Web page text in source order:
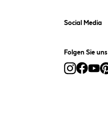
Social Media
Folgen Sie uns